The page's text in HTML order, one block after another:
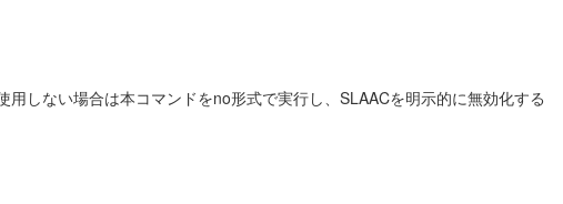
しない場合は本コマンドをno形式で実行し、SLAACを明示的に無効化する